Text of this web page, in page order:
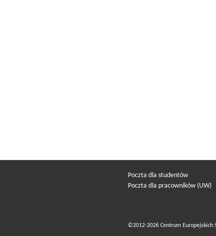
Poczta dla studentów
Poczta dla pracowników (UW)
©2012-2026 Centrum Europejskich